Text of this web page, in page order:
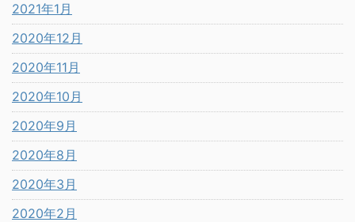
2021年1月
2020年12月
2020年11月
2020年10月
2020年9月
2020年8月
2020年3月
2020年2月